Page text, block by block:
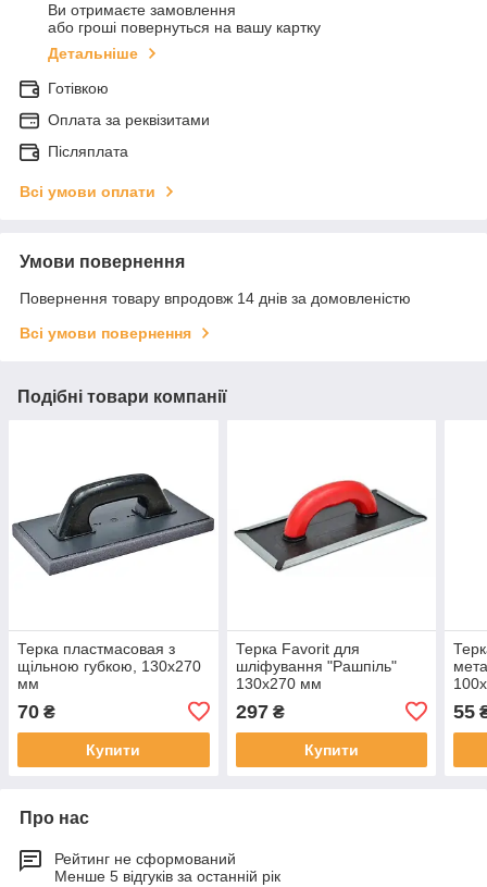
Ви отримаєте замовлення
або гроші повернуться на вашу картку
Детальніше
Готівкою
Оплата за реквізитами
Післяплата
Всі умови оплати
Умови повернення
Повернення товару впродовж 14 днів за домовленістю
Всі умови повернення
Подібні товари компанії
Терка пластмасовая з
щільною губкою, 130х270
мм
70 ₴
Купити
Терка Favorit для
шліфування "Рашпіль"
130х270 мм
297₴
Купити
55
Про нас
Рейтинг не сформований
Менше 5 відгуків за останній рік